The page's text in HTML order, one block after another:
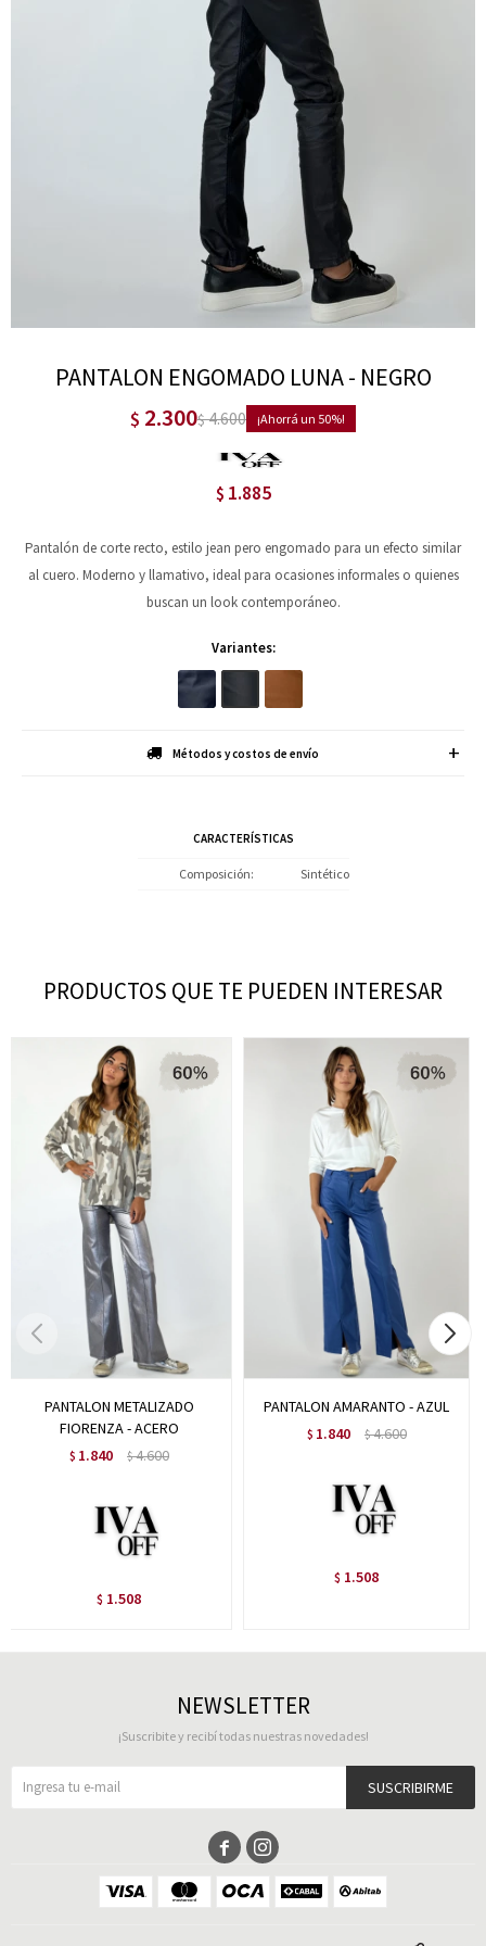
PANTALON ENGOMADO LUNA - NEGRO
$ 2.300$4.600 50
$ 1.885
Pantalón de corte recto, estilo jean pero engomado para un efecto similar
al cuero. Moderno y llamativo, ideal para ocasiones informales o quienes
buscan un look contemporáneo.
Variantes:
Métodos y costos de envío
CARACTERÍSTICAS
Composición Sintético
PRODUCTOS QUE TE PUEDEN INTERESAR
PANTALON METALIZADO
FIORENZA - ACERO
$ 1.840 $4.600
$ 1.508
PANTALON AMARANTO - AZUL
$ 1.840 $4.600
$ 1.508
NEWSLETTER
¡Suscribite y recibí todas nuestras novedades!
SUSCRIBIRME
 